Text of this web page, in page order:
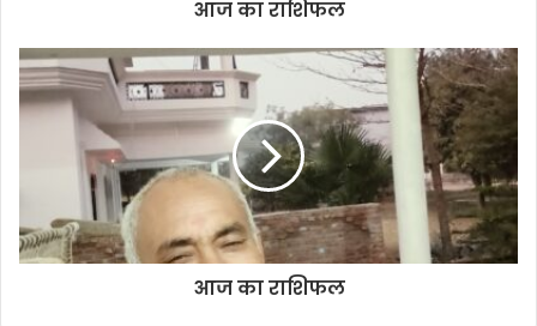
आज का राशिफल
आज का राशिफल